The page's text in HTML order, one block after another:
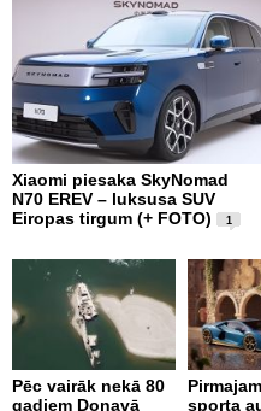
Xiaomi piesaka SkyNomad
N70 EREV – luksusa SUV
Eiropas tirgum (+ FOTO)
1
Pēc vairāk nekā 80
gadiem Donavā
sporta